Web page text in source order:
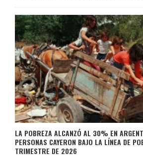
LA POBREZA ALCANZÓ AL 30% EN
PERSONAS CAYERON BAJO LA LÍNEA DE
TRIMESTRE DE 2026